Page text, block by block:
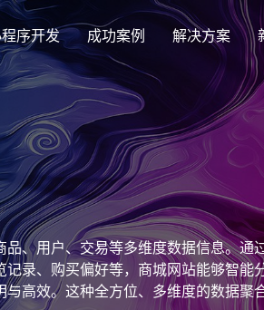
创意品牌型网站建设
企业品牌高端网站设计
响应式网站建设
适应各个终端设备网站
序开发 成功案例
集团上市网站
集团大企上市公司
外贸出口网站
解决方案
解决方案
定制化视觉设计与互动策划方案
芯片半导体网站建设解决方
案
新能
案
最新签约
Latest signing
行业新闻
公司介绍
致力于互联网品牌建设
发展历程
、用户、交易等多维度数据信息。
录、购买偏好等，商城网站能够智
高效。这种全方位、多维度的数据